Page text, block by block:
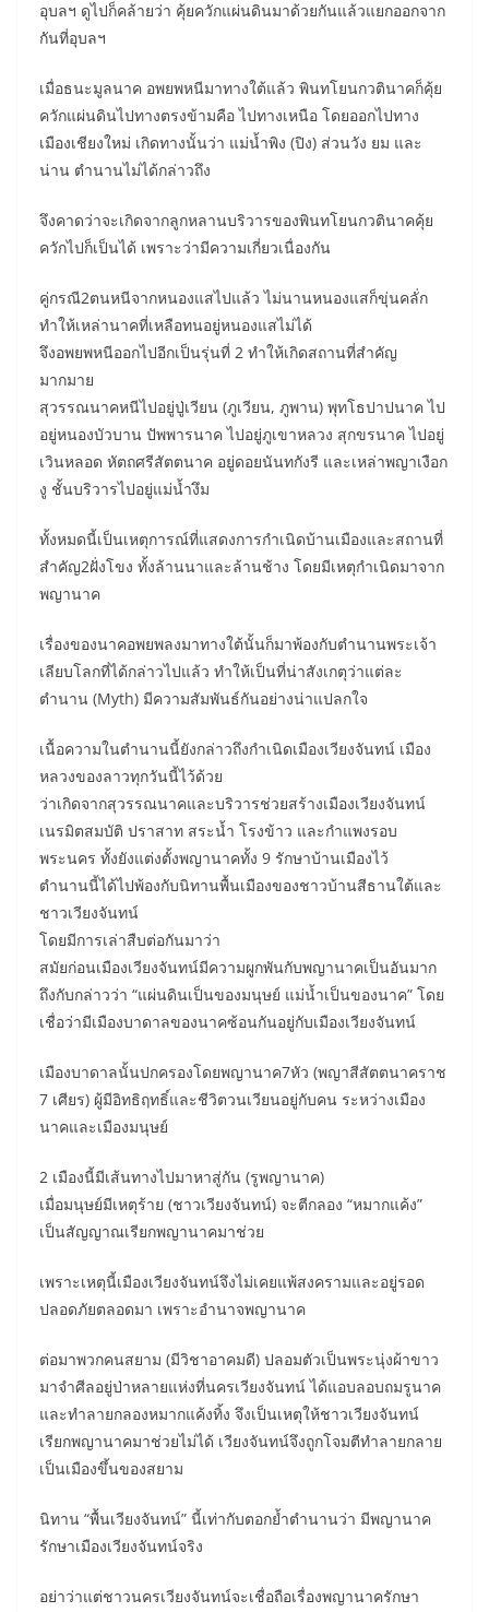
อุบลฯ ดูไปก็คล้ายว่า คุ้ยควักแผ่นดินมาด้วยกันแล้วแยกออกจาก
กันที่อุบลฯ
เมื่อธนะมูลนาค อพยพหนีมาทางใต้แล้ว พินทโยนกวตินาคก็คุ้ย
ควักแผ่นดินไปทางตรงข้ามคือ ไปทางเหนือ โดยออกไปทาง
เมืองเชียงใหม่ เกิดทางนั้นว่า แม่น้ำพิง (ปิง) ส่วนวัง ยม และ
น่าน ตำนานไม่ได้กล่าวถึง
จึงคาดว่าจะเกิดจากลูกหลานบริวารของพินทโยนกวตินาคคุ้ย
ควักไปก็เป็นได้ เพราะว่ามีความเกี่ยวเนื่องกัน
คู่กรณี2ตนหนีจากหนองแสไปแล้ว ไม่นานหนองแสก็ขุ่นคลั่ก
ทำให้เหล่านาคที่เหลือทนอยู่หนองแสไม่ได้
จึงอพยพหนีออกไปอีกเป็นรุ่นที่ 2 ทำให้เกิดสถานที่สำคัญ
มากมาย
สุวรรณนาคหนีไปอยู่ปู่เวียน (ภูเวียน, ภูพาน) พุทโธปาปนาค ไป
อยู่หนองบัวบาน ปัพพารนาค ไปอยู่ภูเขาหลวง สุกขรนาค ไปอยู่
เวินหลอด หัตถศรีสัตตนาค อยู่ดอยนันทกังรี และเหล่าพญาเงือก
งู ชั้นบริวารไปอยู่แม่น้ำงึม
ทั้งหมดนี้เป็นเหตุการณ์ที่แสดงการกำเนิดบ้านเมืองและสถานที่
สำคัญ2ฝั่งโขง ทั้งล้านนาและล้านช้าง โดยมีเหตุกำเนิดมาจาก
พญานาค
เรื่องของนาคอพยพลงมาทางใต้นั้นก็มาพ้องกับตำนานพระเจ้า
เลียบโลกที่ได้กล่าวไปแล้ว ทำให้เป็นที่น่าสังเกตุว่าแต่ละ
ตำนาน (Myth) มีความสัมพันธ์กันอย่างน่าแปลกใจ
เนื้อความในตำนานนี้ยังกล่าวถึงกำเนิดเมืองเวียงจันทน์ เมือง
หลวงของลาวทุกวันนี้ไว้ด้วย
ว่าเกิดจากสุวรรณนาคและบริวารช่วยสร้างเมืองเวียงจันทน์
เนรมิตสมบัติ ปราสาท สระน้ำ โรงข้าว และกำแพงรอบ
พระนคร ทั้งยังแต่งตั้งพญานาคทั้ง 9 รักษาบ้านเมืองไว้
ตำนานนี้ได้ไปพ้องกับนิทานพื้นเมืองของชาวบ้านสีธานใต้และ
ชาวเวียงจันทน์
โดยมีการเล่าสืบต่อกันมาว่า
สมัยก่อนเมืองเวียงจันทน์มีความผูกพันกับพญานาคเป็นอันมาก
ถึงกับกล่าวว่า “แผ่นดินเป็นของมนุษย์ แม่น้ำเป็นของนาค” โดย
เชื่อว่ามีเมืองบาดาลของนาคซ้อนกันอยู่กับเมืองเวียงจันทน์
เมืองบาดาลนั้นปกครองโดยพญานาค7หัว (พญาสีสัตตนาคราช
7 เศียร) ผู้มีอิทธิฤทธิ์และชีวิตวนเวียนอยู่กับคน ระหว่างเมือง
นาคและเมืองมนุษย์
2 เมืองนี้มีเส้นทางไปมาหาสู่กัน (รูพญานาค)
เมื่อมนุษย์มีเหตุร้าย (ชาวเวียงจันทน์) จะตีกลอง “หมากแค้ง”
เป็นสัญญาณเรียกพญานาคมาช่วย
เพราะเหตุนี้เมืองเวียงจันทน์จึงไม่เคยแพ้สงครามและอยู่รอด
ปลอดภัยตลอดมา เพราะอำนาจพญานาค
ต่อมาพวกคนสยาม (มีวิชาอาคมดี) ปลอมตัวเป็นพระนุ่งผ้าขาว
มาจำศีลอยู่ป่าหลายแห่งที่นครเวียงจันทน์ ได้แอบลอบถมรูนาค
และทำลายกลองหมากแค้งทิ้ง จึงเป็นเหตุให้ชาวเวียงจันทน์
เรียกพญานาคมาช่วยไม่ได้ เวียงจันทน์จึงถูกโจมตีทำลายกลาย
เป็นเมืองขึ้นของสยาม
นิทาน “พื้นเวียงจันทน์” นี้เท่ากับตอกย้ำตำนานว่า มีพญานาค
รักษาเมืองเวียงจันทน์จริง
อย่าว่าแต่ชาวนครเวียงจันทน์จะเชื่อถือเรื่องพญานาครักษา